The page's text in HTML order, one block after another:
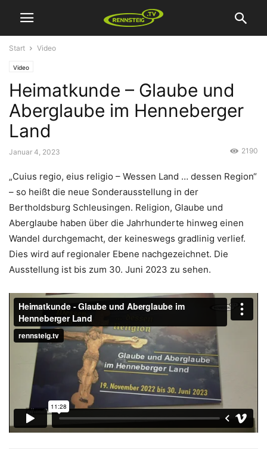
Start Video
Video
Heimatkunde – Glaube und
Aberglaube im Henneberger
Land
Januar 4, 2023 2190
„Cuius regio, eius religio – Wessen Land … dessen Region“
– so heißt die neue Sonderausstellung in der
Bertholdsburg Schleusingen. Religion, Glaube und
Aberglaube haben über die Jahrhunderte hinweg einen
Wandel durchgemacht, der keineswegs gradlinig verlief.
Dies wird auf regionaler Ebene nachgezeichnet. Die
Ausstellung ist bis zum 30. Juni 2023 zu sehen.